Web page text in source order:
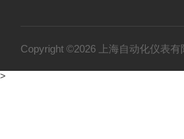
压力变送器
Copyright ©2026 上海自动化仪表
>